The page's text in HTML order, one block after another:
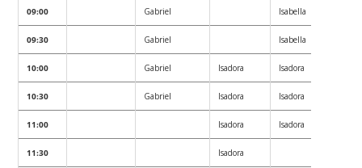
09:00 Gabriel Isabella
09:30 Gabriel Isabella
10:00 Gabriel Isadora Isadora
10:30 Gabriel Isadora Isadora
11:00 Isadora Isadora
11:30 Isadora